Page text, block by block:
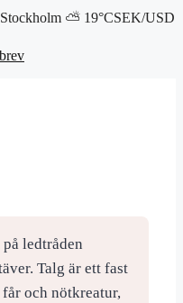
Stockholm ⛅ 19°CSEK/USD
ledtråden
Talg är ett fast
och nötkreatur,